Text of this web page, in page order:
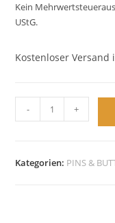
Kein
UStG.
Kostenloser Versand
Heart
- +
Kategorien: PINS &